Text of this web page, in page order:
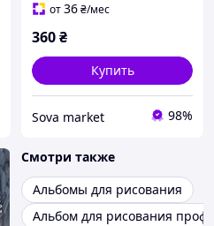
Видеообзор!
от36₴/мес
360₴
Купить
Sova market 98%
Смотри также
Альбомы для рисования
Альбом для рисования